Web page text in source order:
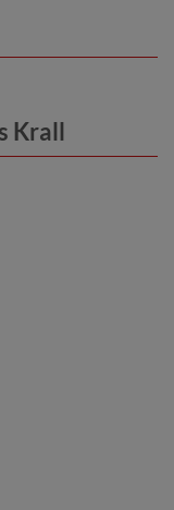
Krall